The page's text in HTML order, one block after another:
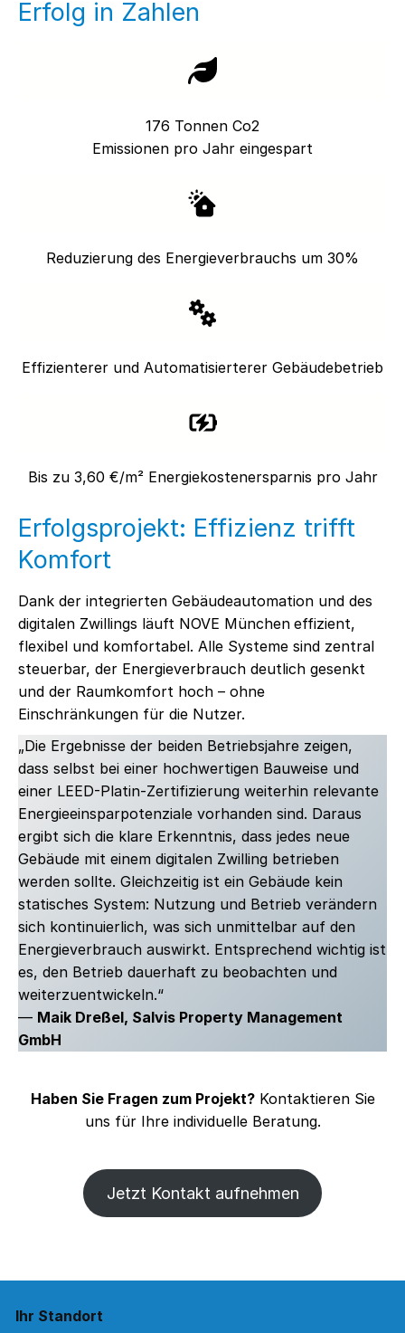
Erfolg in Zahlen
176 Tonnen Co2
Emissionen pro Jahr eingespart
Reduzierung des Energieverbrauchs um 30%
Effizienterer und Automatisierterer Gebäudebetrieb
Bis zu 3,60 €/m² Energiekostenersparnis pro Jahr
Erfolgsprojekt: Effizienz trifft
Komfort
Dank der integrierten Gebäudeautomation und des
digitalen Zwillings läuft NOVE München effizient,
flexibel und komfortabel. Alle Systeme sind zentral
steuerbar, der Energieverbrauch deutlich gesenkt
und der Raumkomfort hoch – ohne
Einschränkungen für die Nutzer.
„Die Ergebnisse der beiden Betriebsjahre zeigen,
dass selbst bei einer hochwertigen Bauweise und
einer LEED-Platin-Zertifizierung weiterhin relevante
Energieeinsparpotenziale vorhanden sind. Daraus
ergibt sich die klare Erkenntnis, dass jedes neue
Gebäude mit einem digitalen Zwilling betrieben
werden sollte. Gleichzeitig ist ein Gebäude kein
statisches System: Nutzung und Betrieb verändern
sich kontinuierlich, was sich unmittelbar auf den
Energieverbrauch auswirkt. Entsprechend wichtig ist
es, den Betrieb dauerhaft zu beobachten und
weiterzuentwickeln.“
— Maik Dreßel, Salvis Property Management
GmbH
Haben Sie Fragen zum Projekt?Kontaktieren Sie
uns für Ihre individuelle Beratung.
Jetzt Kontakt aufnehmen
Ihr Standort